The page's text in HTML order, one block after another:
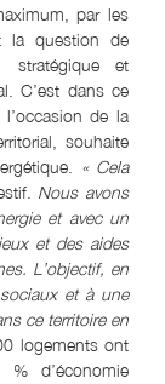
par les
la question de
stratégique et
C’est dans ce
de la
souhaite
« Cela
Nous avons
et avec un
et des aides
L’objectif, en
et à une
ce territoire en
logements ont
d’économie